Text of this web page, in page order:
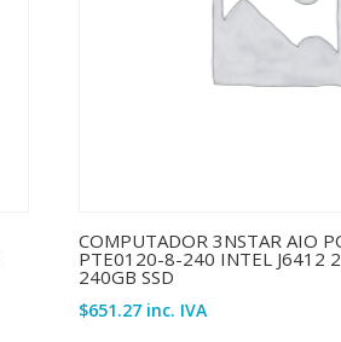
COMPUTADOR 3NSTAR AIO
PTE0120-8-240 INTEL J6412
240GB SSD
$651.27 inc. IVA